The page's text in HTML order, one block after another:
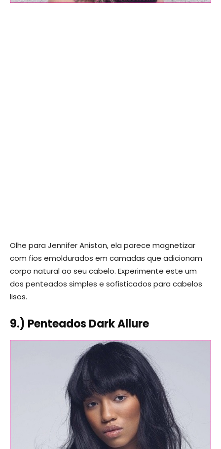
Olhe para Jennifer Aniston, ela parece magnetizar
com fios emoldurados em camadas que adicionam
corpo natural ao seu cabelo. Experimente este um
dos penteados simples e sofisticados para cabelos
lisos.
9.) Penteados Dark Allure